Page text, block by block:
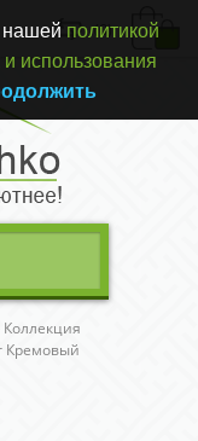
(0)
Коллекция
Кремовый
нашей политикой
использования